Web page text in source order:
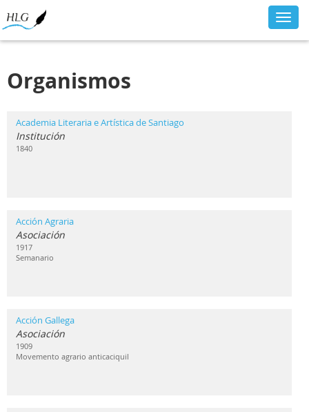
Organismos
Academia Literaria e Artística de Santiago
Institución
1840
Acción Agraria
Asociación
1917
Semanario
Acción Gallega
Asociación
1909
Movemento agrario anticaciquil